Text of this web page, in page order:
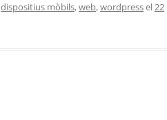
dispositius mòbils,web,wordpressel22